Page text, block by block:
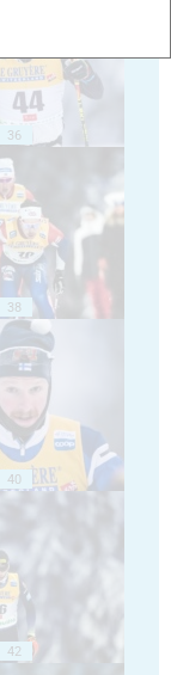
36
38
40
42